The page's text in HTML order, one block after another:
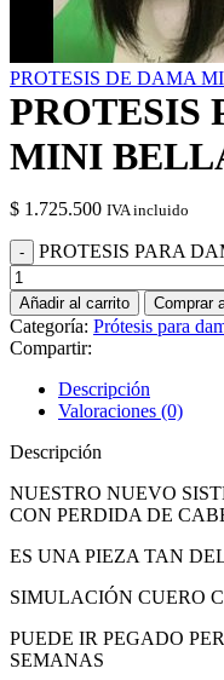
PROTESIS DE DAMA
PROTESIS
MINI
$ 1.725.500 IVA incluido
PROTESIS PARA
Añadir al carrito Comprar
Categoría: Prótesis para
Compartir:
Descripción
Valoraciones (0)
Descripción
NUESTRO NUEVO
CON PERDIDA DE
ES UNA PIEZA TAN
SIMULACIÓN CUERO
PUEDE IR PEGADO
SEMANAS